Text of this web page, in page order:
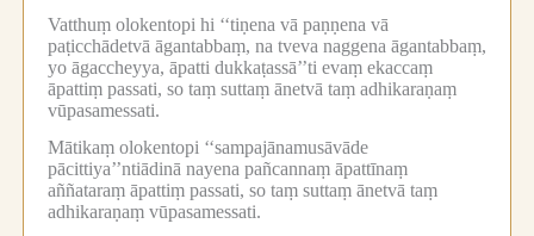
Vatthuṃ olokentopi hi ‘‘tiṇena vā paṇṇena vā
paṭicchādetvā āgantabbaṃ, na tveva naggena āgantabbaṃ,
yo āgaccheyya, āpatti dukkaṭassā’’ti evaṃ ekaccaṃ
āpattiṃ passati, so taṃ suttaṃ ānetvā taṃ adhikaraṇaṃ
vūpasamessati.
Mātikaṃ olokentopi ‘‘sampajānamusāvāde
pācittiya’’ntiādinā nayena pañcannaṃ āpattīnaṃ
aññataraṃ āpattiṃ passati, so taṃ suttaṃ ānetvā taṃ
adhikaraṇaṃ vūpasamessati.